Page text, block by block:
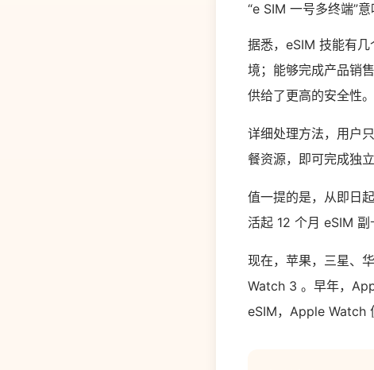
“e SIM 一号多终端”
据悉，eSIM 技能有
境；能够完成产品销
供给了更高的安全性。
详细处理方法，用户
餐资源，即可完成独
值一提的是，从即日
活起 12 个月 eSIM 副
现在，苹果，三星、
Watch 3 。早年，
eSIM，Apple Watch